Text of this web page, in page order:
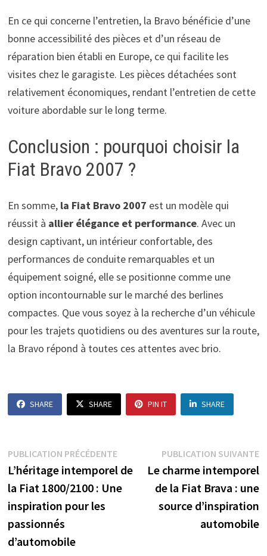
En ce qui concerne l’entretien, la Bravo bénéficie d’une
bonne accessibilité des pièces et d’un réseau de
réparation bien établi en Europe, ce qui facilite les
visites chez le garagiste. Les pièces détachées sont
relativement économiques, rendant l’entretien de cette
voiture abordable sur le long terme.
Conclusion : pourquoi choisir la
Fiat Bravo 2007 ?
En somme, la Fiat Bravo 2007 est un modèle qui
réussit à allier élégance et performance. Avec un
design captivant, un intérieur confortable, des
performances de conduite remarquables et un
équipement soigné, elle se positionne comme une
option incontournable sur le marché des berlines
compactes. Que vous soyez à la recherche d’un véhicule
pour les trajets quotidiens ou des aventures sur la route,
la Bravo répond à toutes ces attentes avec brio.
SHARE SHARE PIN IT SHARE
Navigation
de
l’article
PUBLICATION PRÉCÉDENTEPublication
précédente :
L’héritage intemporel de
la Fiat 1800/2100 : Une
inspiration pour les
passionnés
d’automobile
PUBLICATION SUIVANTE
Le charme intemporel
de la Fiat Brava : une
source d’inspiration
automobile